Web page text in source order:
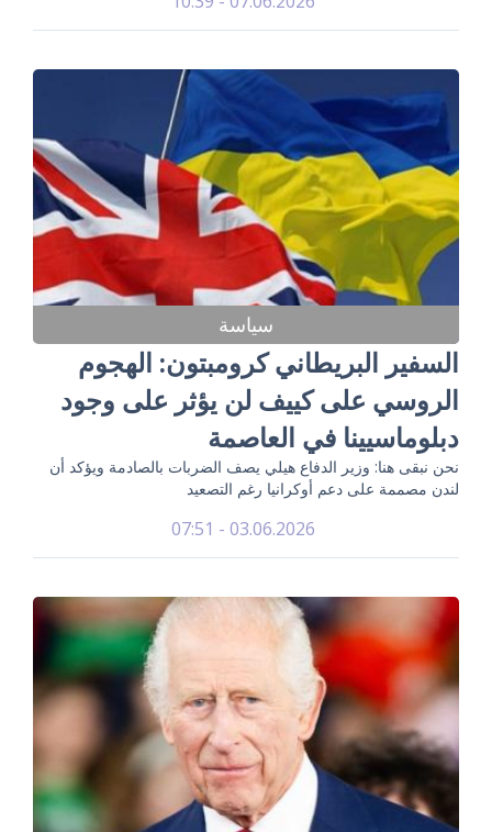
سياسة
السفير البريطاني كرومبتون: الهجوم
الروسي على كييف لن يؤثر على وجود
دبلوماسيينا في العاصمة
نحن نبقى هنا: وزير الدفاع هيلي يصف الضربات بالصادمة ويؤكد أن
لندن مصممة على دعم أوكرانيا رغم التصعيد
03.06.2026 - 07:51